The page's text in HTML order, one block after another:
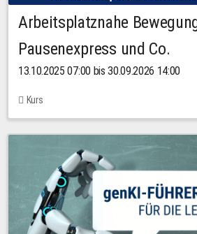
Arbeitsplatznahe
Pausenexpress und Co.
13.10.2025 07:00 bis 30.09.2026 14:00
Kurs